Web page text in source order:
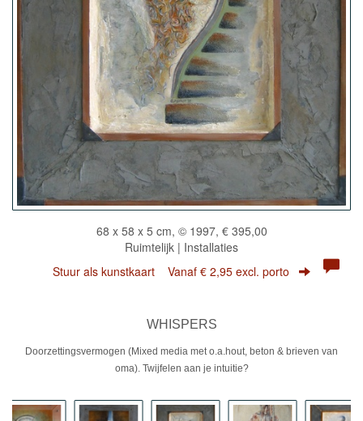
68 x 58 x 5 cm, © 1997, € 395,00
Ruimtelijk | Installaties
Stuur als kunstkaart Vanaf € 2,95 excl. porto
WHISPERS
Doorzettingsvermogen (Mixed media met o.a.hout, beton & brieven van
oma). Twijfelen aan je intuitie?